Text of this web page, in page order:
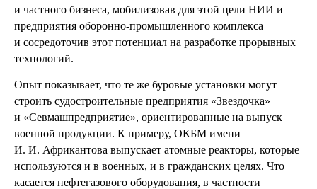
и частного бизнеса, мобилизовав для этой цели НИИ и
предприятия оборонно-промышленного комплекса
и сосредоточив этот потенциал на разработке прорывных
технологий.
Опыт показывает, что те же буровые установки могут
строить судостроительные предприятия «Звездочка»
и «Севмашпредприятие», ориентированные на выпуск
военной продукции. К примеру, ОКБМ имени
И. И. Африкантова выпускает атомные реакторы, которые
используются и в военных, и в гражданских целях. Что
касается нефтегазового оборудования, в частности